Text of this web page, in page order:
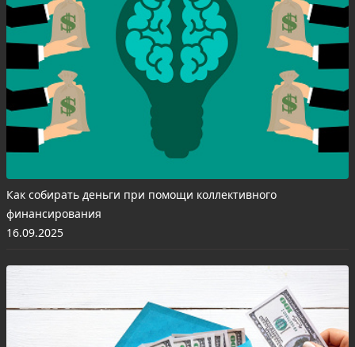
Как собирать деньги при помощи коллективного
финансирования
16.09.2025